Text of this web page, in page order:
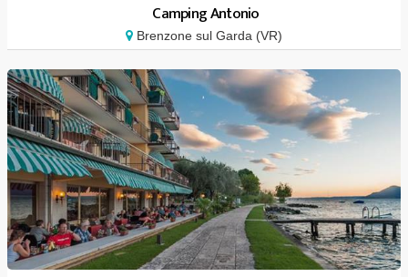
Camping Antonio
Brenzone sul Garda (VR)